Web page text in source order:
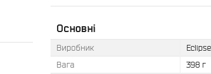
Основні
Виробник
Eclipse
Вага
398 г